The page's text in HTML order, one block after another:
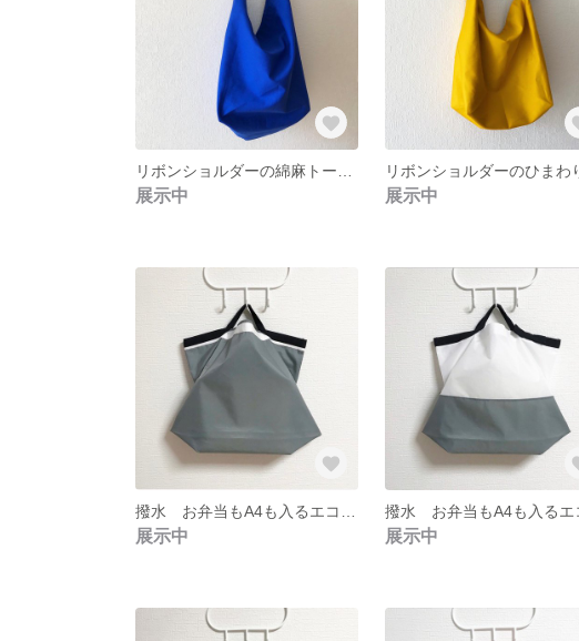
展示中 展示中
展示中 展示中